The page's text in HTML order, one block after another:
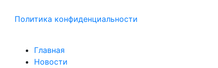
Политика конфиденциальности
Главная
Новости